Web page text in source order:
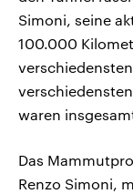
Simoni, seine
100.000
waren
Das
Renzo Simoni,